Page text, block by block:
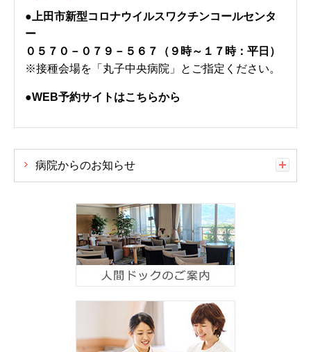
●上田市新型コロナウイルスワクチンコールセンタ
ー
０５７０－０７９－５６７（９時～１７時：平日）
※接種会場を「丸子中央病院」とご指定ください。
●WEB予約サイトはこちらから
病院からのお知らせ